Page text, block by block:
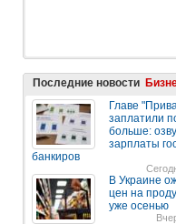
Последние новости
Главе
заплатили
больше:
зарплаты
банкиров
В Украине
цен на
уже осенью